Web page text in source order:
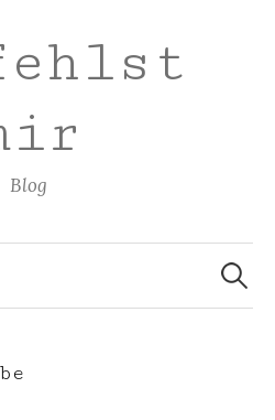
Blog
Suchen
nach: